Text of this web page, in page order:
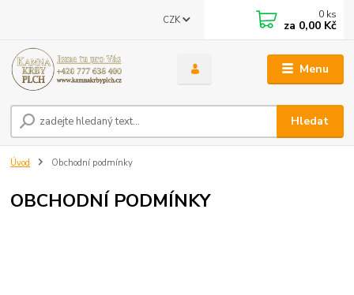
Menu
CZK
Hledat
0 ks
za 0,00 Kč
Úvod Obchodní podmínky
OBCHODNÍ PODMÍNKY